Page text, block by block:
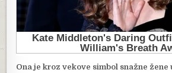
Ona je kroz vekove simbol snažne žene